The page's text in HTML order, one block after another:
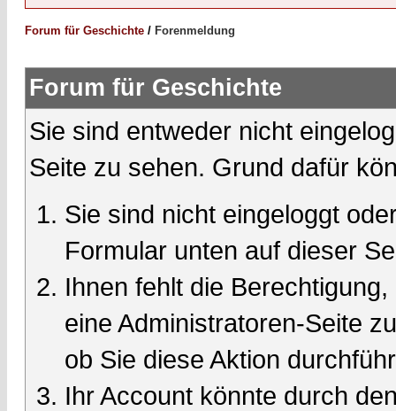
Forum für Geschichte / Forenmeldung
Forum für Geschichte
Sie sind entweder nicht
Seite zu sehen. Grund dafür
Sie sind nicht eingeloggt
Formular unten auf dieser
Ihnen fehlt die
eine Administratoren-Seite
ob Sie diese Aktion
Ihr Account könnte durch